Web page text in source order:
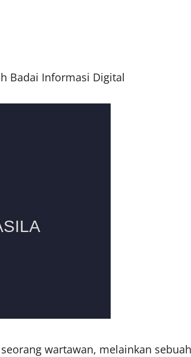
Badai Informasi Digital
wartawan, melainkan sebuah